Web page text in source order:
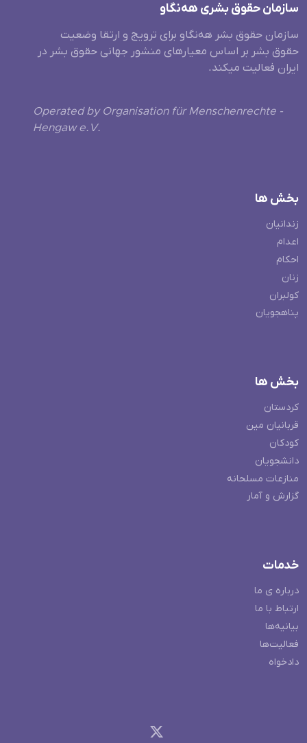
سازمان حقوق بشری هەنگاو
سازمان حقوق بشر هه‌نگاو برای ترویج و ارتقا وضعیت
حقوق بشر بر اساس معیارهای منشور جهانی حقوق بشر در
ایران فعالیت میکند.
Operated by Organisation für Menschenrechte -
Hengaw e.V.
بخش ها
زندانیان
اعدام
احکام
زنان
کولبران
پناهجویان
بخش ها
کردستان
قربانیان مین
کودکان
دانشجویان
منازعات مسلحانه
گزارش و آمار
خدمات
درباره ی ما
ارتباط با ما
بیانیه‌ها
فعالیت‌ها
دادخواه